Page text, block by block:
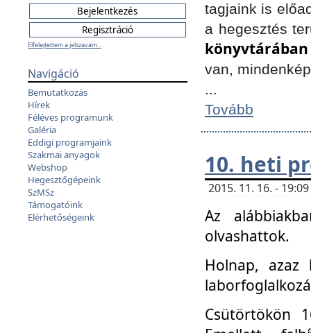
Elfelejtettem a jelszavam...
Navigáció
Bemutatkozás
Hírek
Féléves programunk
Galéria
Eddigi programjaink
Szakmai anyagok
Webshop
Hegesztőgépeink
SzMSz
Támogatóink
Elérhetőségeink
tagjaink is
a hegesztés
könyvtárában
van,
...
Tovább
10. heti
2015. 11. 16. -
Az
olvashattok.
Holnap, azaz
Csütörtökön